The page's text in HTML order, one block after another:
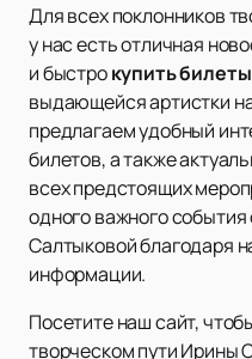
Для всех поклонников
у нас есть отличная
и быстрокупить билеты
выдающейся артистки
предлагаем удобный
билетов, а также
всех предстоящих
одного важного
Салтыковой благодаря
информации.
Посетите наш сайт,
творческом пути Ирины